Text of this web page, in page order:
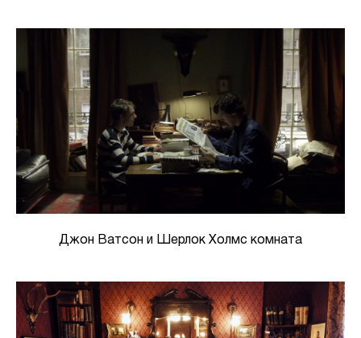
Джон Ватсон и Шерлок Холмс комната